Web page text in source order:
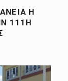
Η
111Η